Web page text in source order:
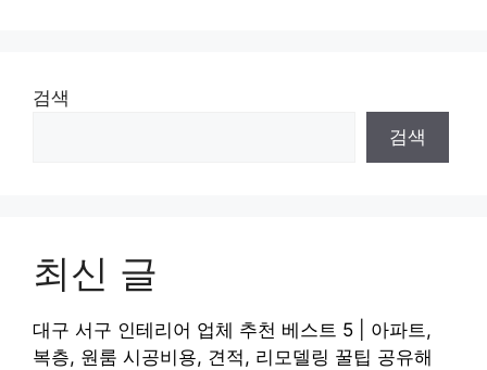
검색
검색
최신 글
대구 서구 인테리어 업체 추천 베스트 5 | 아파트,
복층, 원룸 시공비용, 견적, 리모델링 꿀팁 공유해